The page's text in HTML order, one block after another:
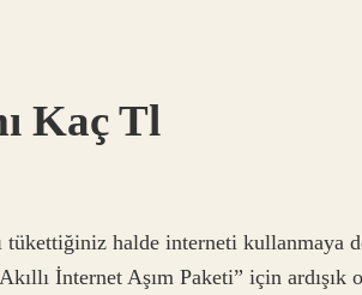
Kaç Tl
tükettiğiniz halde interneti kullanmaya
İnternet Aşım Paketi” için ardışık